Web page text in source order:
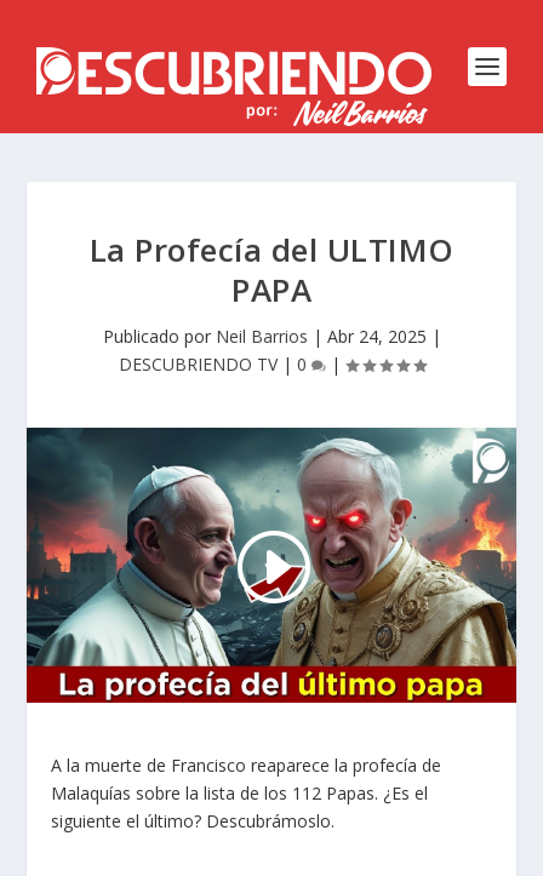
La Profecía del ULTIMO
PAPA
Publicado por Neil Barrios | Abr 24, 2025 |
DESCUBRIENDO TV| 0 |
A la muerte de Francisco reaparece la profecía de
Malaquías sobre la lista de los 112 Papas. ¿Es el
siguiente el último? Descubrámoslo.